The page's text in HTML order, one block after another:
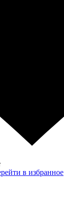
в избранное